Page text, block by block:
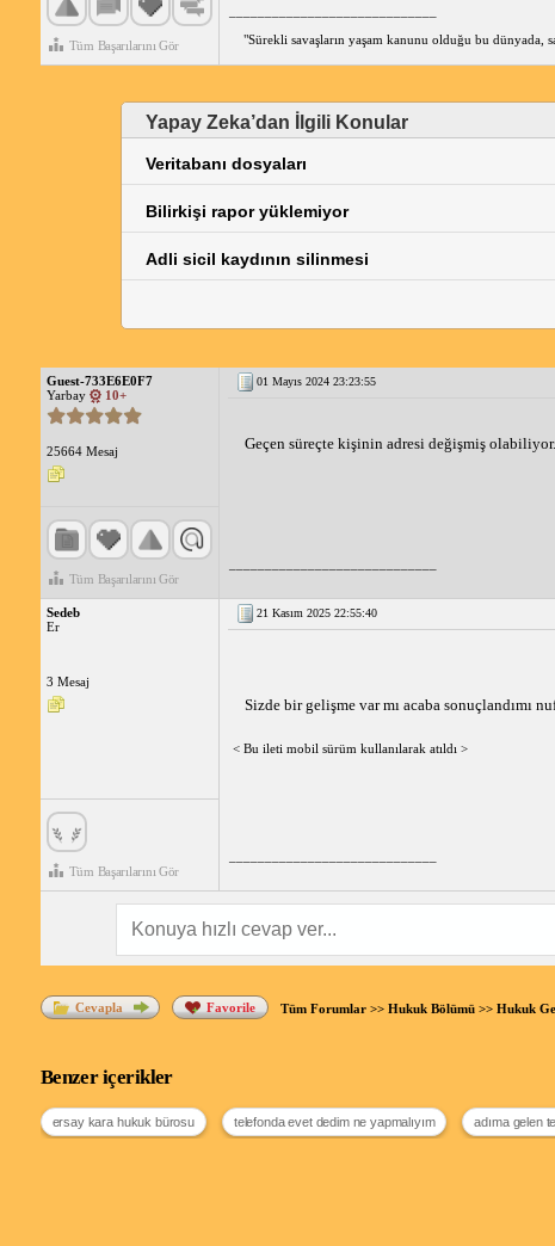
Tüm Başarılarını Gör
"Sürekli savaşların yaşam kanunu olduğu bu dünyada,
Yapay Zeka’dan İlgili Konular
Veritabanı dosyaları
Bilirkişi rapor yüklemiyor
Adli sicil kaydının silinmesi
Guest-733E6E0F7
Yarbay
10+
25664 Mesaj
Tüm Başarılarını Gör
01 Mayıs 2024 23:23:55
Geçen süreçte kişinin adresi değişmiş
Sedeb
Er
3 Mesaj
Tüm Başarılarını Gör
21 Kasım 2025 22:55:40
Sizde bir gelişme var mı acaba sonuçlandımı
< Bu ileti mobil sürüm kullanılarak atıldı >
Cevapla Favorile Tüm Forumlar>> Hukuk Bölümü>> Hukuk
Benzer içerikler
ersay kara hukuk bürosu telefonda evet dedim ne yapmalıyım adıma gelen